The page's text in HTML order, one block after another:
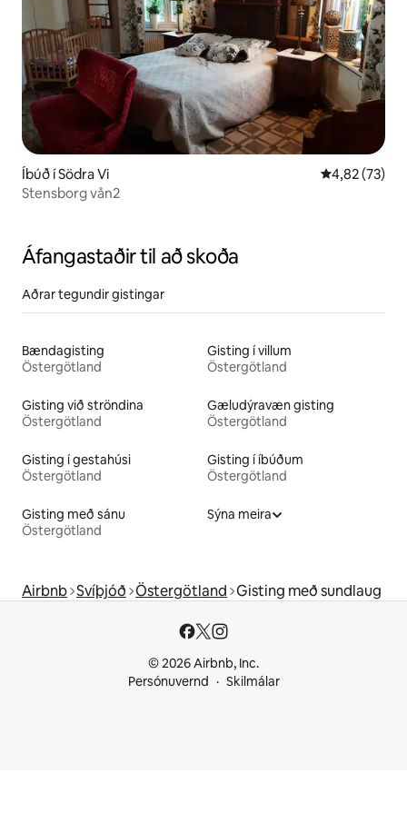
Íbúð í Södra Vi 4,82 af 5 í
4,82 (73)
Stensborg vån2
Áfangastaðir til að skoða
Aðrar tegundir gistingar
Bændagisting
Östergötland
Gisting í villum
Östergötland
Gisting við ströndina
Östergötland
Gæludýravæn gisting
Östergötland
Gisting í gestahúsi
Östergötland
Gisting í íbúðum
Östergötland
Gisting með sánu
Östergötland
Sýna meira
Airbnb Svíþjóð Östergötland Gisting með sundlaug
© 2026 Airbnb, Inc.
Persónuvernd
Skilmálar